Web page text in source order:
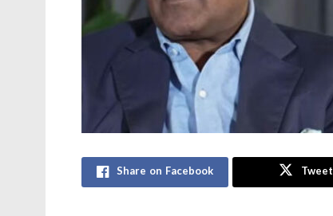
Share on Facebook Tweet